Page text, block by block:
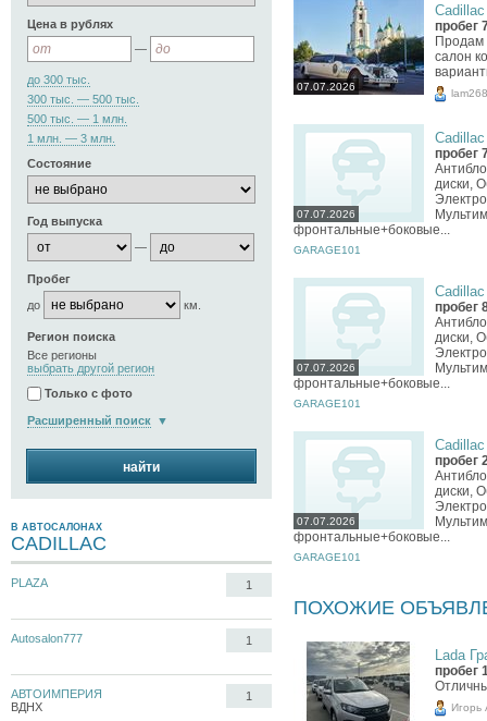
Цена в рублях
—
до 300 тыс.
300 тыс. — 500 тыс.
500 тыс. — 1 млн.
1 млн. — 3 млн.
Состояние
Год выпуска
—
Пробег
до
км.
Регион поиска
Все регионы
выбрать другой регион
Только с фото
Расширенный поиск
найти
В АВТОСАЛОНАХ
CADILLAC
PLAZA 1
Autosalon777 1
АВТОИМПЕРИЯ
ВДНХ
1
07.07.2026
пробег
Продам
салон
lam268
07.07.2026
пробег
диски,
фронтальные+боковые...
GARAGE101
07.07.2026
пробег
диски,
фронтальные+боковые...
GARAGE101
07.07.2026
пробег
диски,
фронтальные+боковые...
GARAGE101
ПОХОЖИЕ
Lada
пробег
Игорь